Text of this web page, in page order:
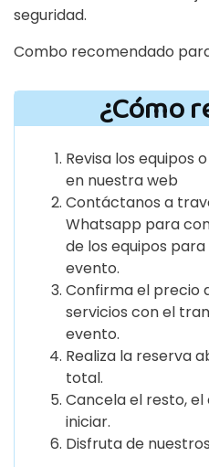
seguridad.
Combo recomendado
¿Cómo
Revisa los equipos
en nuestra web
Contáctanos a
Whatsapp para
de los equipos
evento.
Confirma el precio
servicios con el
evento.
Realiza la reserva
total.
Cancela el resto,
iniciar.
Disfruta de